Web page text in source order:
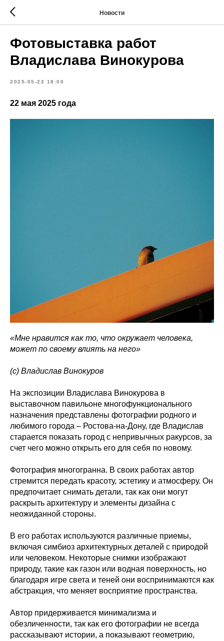
Новости
Фотовыставка работ
Владислава Винокурова
2025-05-22 18:00
22 мая 2025 года
«Мне нравится как то, что окружает человека,
может по своему влиять на него»
(с) Владислав Винокуров
На экспозиции Владислава Винокурова в
выставочном павильоне многофункционального
назначения представлены фотографии родного и
любимого города – Ростова-на-Дону, где Владислав
старается показать город с непривычных ракурсов, за
счет чего можно открыть его для себя по новому.
Фотография многогранна. В своих работах автор
стремится передать красоту, эстетику и атмосферу. Он
предпочитает снимать детали, так как они могут
раскрыть архитектуру и элементы дизайна с
неожиданной стороны.
В его работах используются различные приемы,
включая симбиоз архитектурных деталей с природой
или человеком. Некоторые снимки изображают
природу, такие как газон или водная поверхность, но
благодаря игре света и теней они воспринимаются как
абстракция, что меняет восприятие пространства.
Автор придерживается минимализма и
обезличенности, так как его фотографии не всегда
рассказывают истории, а показывают геометрию,